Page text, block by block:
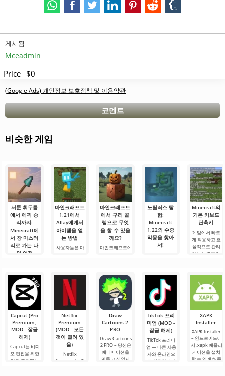
게시됨
Mceadmin
Price $0
(Google Ads) 개인정보 보호정책 및 이용약관
코멘트
비슷한 게임
서툰 휘두름
에서 에픽 승
리까지:
Minecraft에
서 창 마스터
리로 가는 나
의 여정
가 여러분! 오늘
저는 상상의 흰
가운을 입기로
했습니다 그리
마인크래프트
1.21에서
Allay에게서
아이템을 얻
는 방법
사용자들은 마
하는 데 도움을
주며, 그와 친구
가 되어야 한다
는 것을 알고 있
습니다. 그가 도
움을 주도록.
마인크래프트
에서 구리 골
렘으로 무엇
을 할 수 있을
까요?
마인크래프트에
크래프트 세계
에서는 항상 무
언가가 일어납
니다: 새로운 블
록, 신비로운 생
물 군계, 그리고.
노틸러스 탐
험:
Minecraft
1.22의 수중
악몽을 찾아
서!
글을 쓰는 동안
에도 감정이 북
받쳐 오릅니다.
오늘은 단순한
리뷰가 아닙니
다 — 이것은 저
의.
Minecraft의
기본 키보드
단축키
게임에서 빠르
게 적응하고 효
율적으로 관리
하는 능력은 매
Minecraft의 기
본 키를 사용하
면 필요한 요소
를 선택하고, 기
능, 인벤토리 또
는 주변 물체와
Capcut (Pro
Premium,
MOD - 잠금
해제)
Capcut는 비디
오 편집을 위한
가장 추천되는
Netflix
Premium
(MOD - 모든
것이 열려 있
음)
Netflix
Premium는 안
Draw
Cartoons 2
PRO
Draw Cartoons
2 PRO – 당신은
애니메이션을
만들고 싶었지
TikTok 프리
미엄 (MOD -
잠금 해제)
TikTok 프리미
엄 — 다른 사용
자와 온라인으
로 연결하거나
XAPK
Installer
XAPK Installer
– 안드로이드에
서 .xapk 애플리
케이션을 설치
할 수 있게 해줍